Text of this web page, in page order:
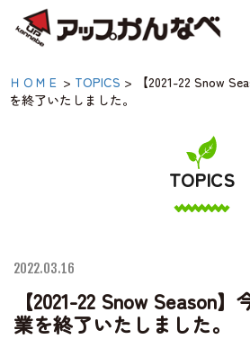
【2021-22
今シーズンの営
いたしました
アップかんな
豊岡市・関西
ア・キャンプ
球・高原アク
夏のスキー場も「かなり遊べる」！
神鍋高原キャンプ場
宿泊案内
ＨＯＭＥ > TOPICS >
【2021-22 Snow
を終了いたしました。
TOPICS
2022.03.16
【2021-22 Snow Season
業を終了いたしました。